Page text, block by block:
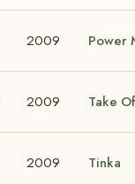
2009 Power
2009 Take
2009 Tinka